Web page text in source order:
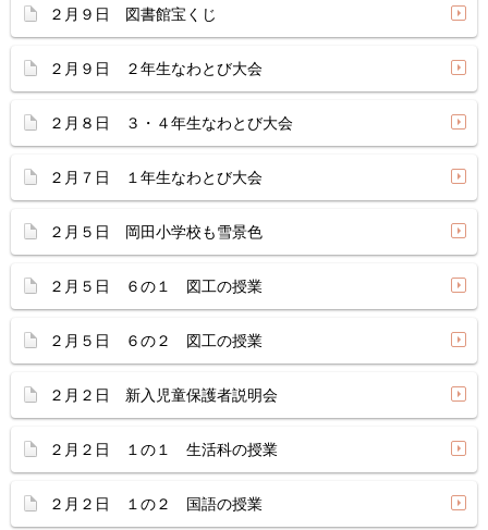
２月９日 図書館宝くじ
２月９日 ２年生なわとび大会
２月８日 ３・４年生なわとび大会
２月７日 １年生なわとび大会
２月５日 岡田小学校も雪景色
２月５日 ６の１ 図工の授業
２月５日 ６の２ 図工の授業
２月２日 新入児童保護者説明会
２月２日 １の１ 生活科の授業
２月２日 １の２ 国語の授業